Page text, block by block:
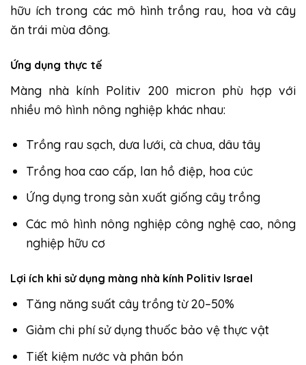
hữu ích trong các mô hình trồng rau, hoa và cây
ăn trái mùa đông.
Ứng dụng thực tế
Màng nhà kính Politiv 200 micron phù hợp với
nhiều mô hình nông nghiệp khác nhau:
Trồng rau sạch, dưa lưới, cà chua, dâu tây
Trồng hoa cao cấp, lan hồ điệp, hoa cúc
Ứng dụng trong sản xuất giống cây trồng
Các mô hình nông nghiệp công nghệ cao, nông
nghiệp hữu cơ
Lợi ích khi sử dụng màng nhà kính Politiv Israel
Tăng năng suất cây trồng từ 20–50%
Giảm chi phí sử dụng thuốc bảo vệ thực vật
Tiết kiệm nước và phân bón